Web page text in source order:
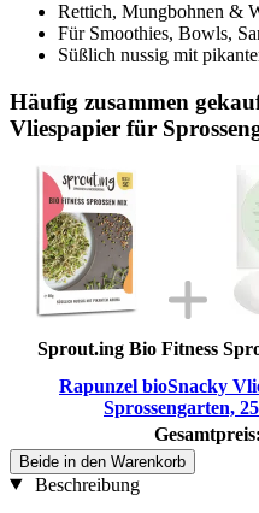
Rettich, Mungbohnen &
Für Smoothies, Bowls,
Süßlich nussig mit
Häufig zusammen
Vliespapier für
Sprout.ing Bio Fitness
Rapunzel bioSnacky
Sprossengarten,
Gesamtpreis:
Beide in den Warenkorb
Beschreibung